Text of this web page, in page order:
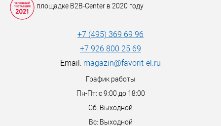
площадке B2B-Center в 2020 году
+7 (495) 369 69 96
+7 926 800 25 69
Email: magazin@favorit-el.ru
График работы
Пн-Пт: с 9:00 до 18:00
Сб: Выходной
Вс: Выходной